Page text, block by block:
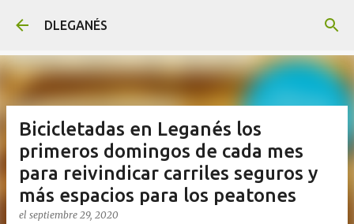
DLEGANÉS
Bicicletadas en Leganés los
primeros domingos de cada mes
para reivindicar carriles seguros y
más espacios para los peatones
el septiembre 29, 2020